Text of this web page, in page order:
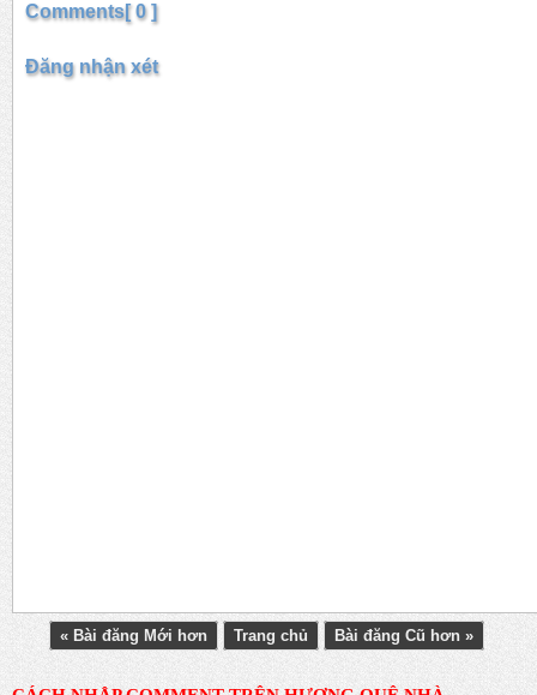
Comments[ 0 ]
Đăng nhận xét
« Bài đăng Mới hơn Trang chủ Bài đăng Cũ hơn »